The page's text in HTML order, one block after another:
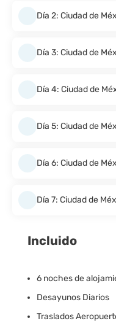
Día 2: Ciudad de
Día 3: Ciudad de
Día 4: Ciudad de
Día 5: Ciudad de
Día 6: Ciudad de
Día 7: Ciudad de
Incluido
6 noches de
Desayunos Diarios
Traslados